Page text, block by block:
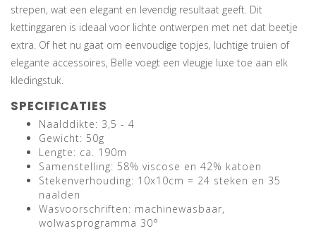
strepen, wat een elegant en levendig resultaat geeft. Dit
kettinggaren is ideaal voor lichte ontwerpen met net dat beetje
extra. Of het nu gaat om eenvoudige topjes, luchtige truien of
elegante accessoires, Belle voegt een vleugje luxe toe aan elk
kledingstuk.
SPECIFICATIES
Naalddikte: 3,5 - 4
Gewicht: 50g
Lengte: ca. 190m
Samenstelling: 58% viscose en 42% katoen
Stekenverhouding: 10x10cm = 24 steken en 35
naalden
Wasvoorschriften: machinewasbaar,
wolwasprogramma 30°